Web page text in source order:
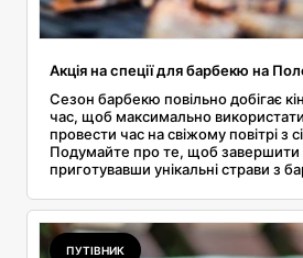
Акція на спеції для барбекю на
Сезон барбекю повільно добігає
час, щоб максимально використати
провести час на свіжому повітрі з
Подумайте про те, щоб завершити
приготувавши унікальні страви з
ПУТІВНИК